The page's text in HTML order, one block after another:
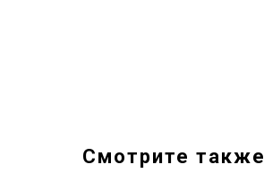
Смотрите также